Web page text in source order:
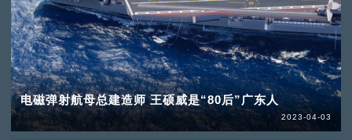
电磁弹射航母总建造师 王硕威是“80后”广东人
2023-04-03